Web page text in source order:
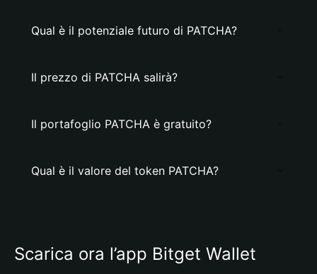
Qual è il potenziale futuro di PATCHA?
Il prezzo di PATCHA salirà?
Il portafoglio PATCHA è gratuito?
Qual è il valore del token PATCHA?
Scarica ora l’app Bitget Wallet